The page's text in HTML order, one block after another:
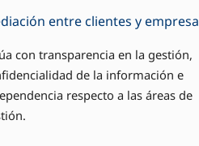
entre clientes y empresa
con transparencia en la gestión,
de la información e
respecto a las áreas de